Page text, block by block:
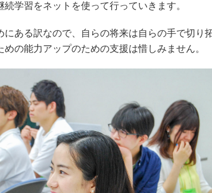
続学習をネットを使って行っていきます。
にある訳なので、自らの将来は自らの手で切り
めの能力アップのための支援は惜しみません。